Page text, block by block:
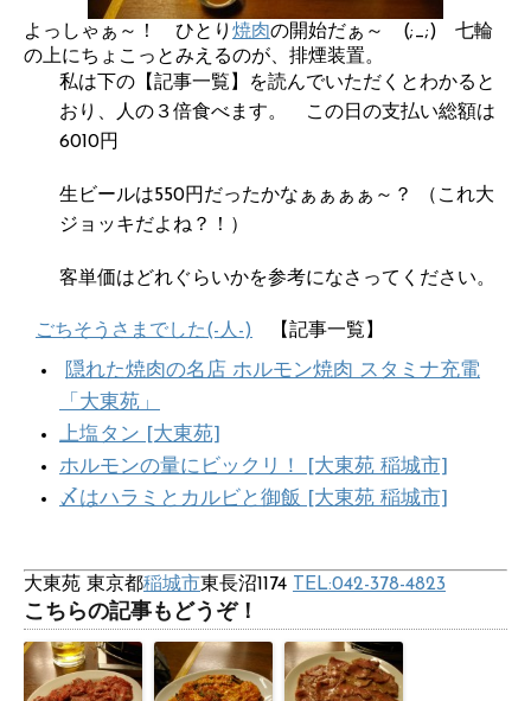
よっしゃぁ～！ ひとり 焼肉の開始だぁ～ (;_;) 七輪
の上にちょこっとみえるのが、排煙装置。
私は下の【記事一覧】を読んでいただくとわかると
おり、人の３倍食べます。 この日の支払い総額は
6010円
生ビールは550円だったかなぁぁぁぁ～？ （これ大
ジョッキだよね？！）
客単価はどれぐらいかを参考になさってください。
ごちそうさまでした(-人-) 【記事一覧】
隠れた焼肉の名店 ホルモン焼肉 スタミナ充電
「大東苑」
上塩タン [大東苑]
ホルモンの量にビックリ！ [大東苑 稲城市]
〆はハラミとカルビと御飯 [大東苑 稲城市]
大東苑 東京都稲城市東長沼1174‎ TEL:042-378-4823
こちらの記事もどうぞ！